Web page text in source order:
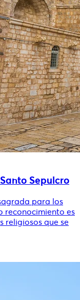
Sepulcro
para los
reconocimiento es
religiosos que se